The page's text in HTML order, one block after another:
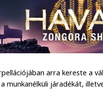
arra kereste a
járadékát,